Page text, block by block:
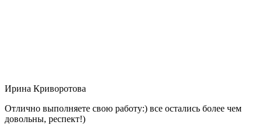
Ирина Криворотова
Отлично выполняете свою работу:) все остались более чем
довольны, респект!)